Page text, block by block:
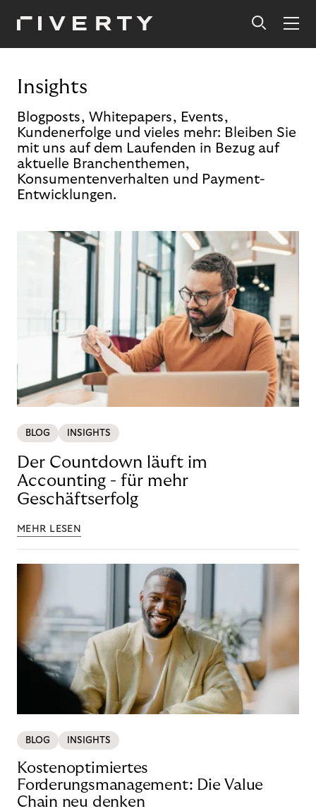
Insights
Blogposts, Whitepapers, Events,
Kundenerfolge und vieles mehr: Bleiben Sie
mit uns auf dem Laufenden in Bezug auf
aktuelle Branchenthemen,
Konsumentenverhalten und Payment-
Entwicklungen.
BLOG INSIGHTS
Der Countdown läuft im
Accounting - für mehr
Geschäftserfolg
MEHR LESEN
BLOG INSIGHTS
Kostenoptimiertes
Forderungsmanagement: Die Value
Chain neu denken